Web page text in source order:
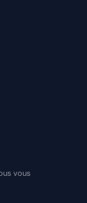
vous